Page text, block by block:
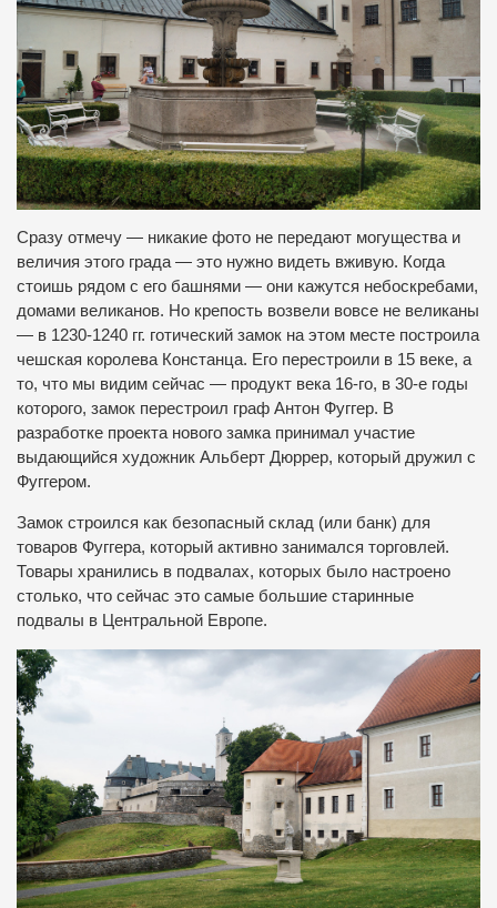
Сразу отмечу — никакие фото не передают могущества и
величия этого града — это нужно видеть вживую. Когда
стоишь рядом с его башнями — они кажутся небоскребами,
домами великанов. Но крепость возвели вовсе не великаны
— в 1230-1240 гг. готический замок на этом месте построила
чешская королева Констанца. Его перестроили в 15 веке, а
то, что мы видим сейчас — продукт века 16-го, в 30-е годы
которого, замок перестроил граф Антон Фуггер. В
разработке проекта нового замка принимал участие
выдающийся художник Альберт Дюррер, который дружил с
Фуггером.
Замок строился как безопасный склад (или банк) для
товаров Фуггера, который активно занимался торговлей.
Товары хранились в подвалах, которых было настроено
столько, что сейчас это самые большие старинные
подвалы в Центральной Европе.